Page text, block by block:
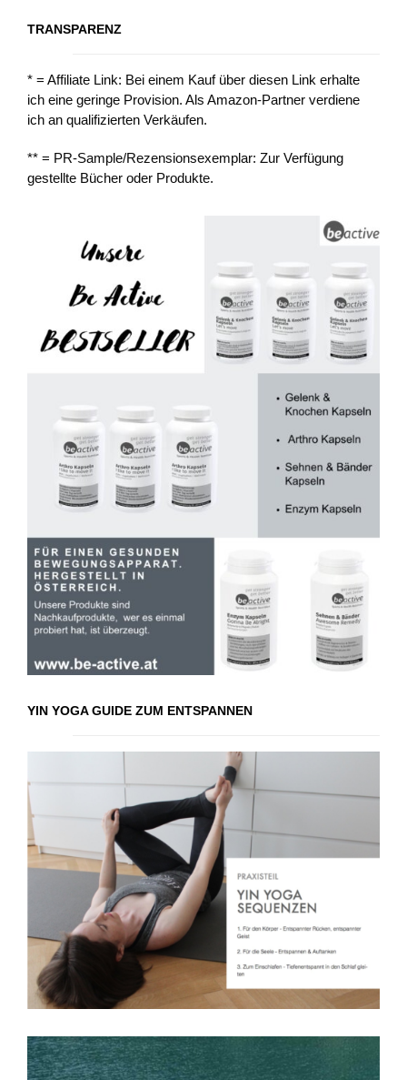
TRANSPARENZ
* = Affiliate Link: Bei einem Kauf über diesen Link erhalte
ich eine geringe Provision. Als Amazon-Partner verdiene
ich an qualifizierten Verkäufen.
** = PR-Sample/Rezensionsexemplar: Zur Verfügung
gestellte Bücher oder Produkte.
YIN YOGA GUIDE ZUM ENTSPANNEN